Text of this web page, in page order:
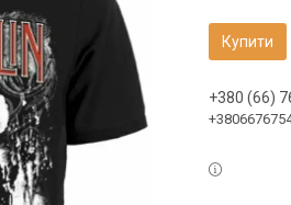
Купити
+380 (66)